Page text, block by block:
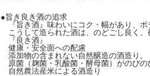
●旨き良き酒の追求
『旨き酒』味わいにコク・幅があり、ボ
こうして造られた酒は、のどごし良く、
『良き酒』
健康・安全面への配慮
添加物の含まれない自然醸造の酒造り。
原菌（麹菌・乳酸菌・酵母菌）がのびの
自然農法産米による酒造り